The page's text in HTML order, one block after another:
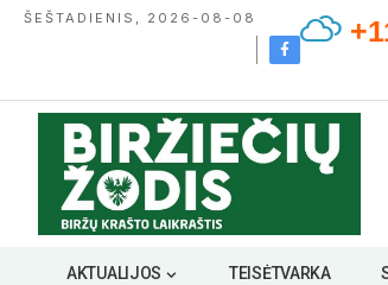
ŠEŠTADIENIS, 2026-08-08
AKTUALIJOS TEISĖTVARKA